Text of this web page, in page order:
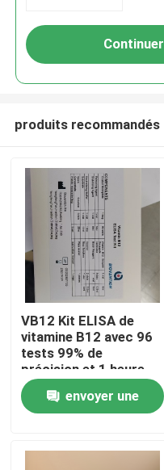
Maison
Produits
Continuer
produits recommandés
VB12 Kit ELISA de
vitamine B12 avec 96
tests 99% de
précision et 1 heure
de temps d'essai pour
la recherche sur la
carence en vitamines
envoyer une